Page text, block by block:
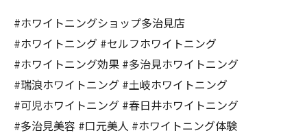
#ホワイトニングショップ多治見店
#ホワイトニング #セルフホワイトニング
#ホワイトニング効果 #多治見ホワイトニング
#瑞浪ホワイトニング #土岐ホワイトニング
#可児ホワイトニング #春日井ホワイトニング
#多治見美容 #口元美人 #ホワイトニング体験